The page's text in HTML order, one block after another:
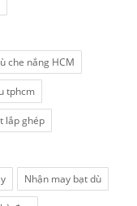
che nắng HCM
tphcm
lắp ghép
Nhận may bạt dù